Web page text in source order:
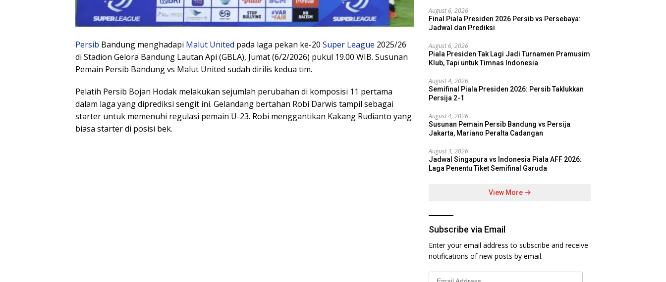
Persib Bandung menghadapi Malut United pada laga pekan ke-20 Super League 2025/26
di Stadion Gelora Bandung Lautan Api (GBLA), Jumat (6/2/2026) pukul 19.00 WIB. Susunan
Pemain Persib Bandung vs Malut United sudah dirilis kedua tim.
Pelatih Persib Bojan Hodak melakukan sejumlah perubahan di komposisi 11 pertama
dalam laga yang diprediksi sengit ini. Gelandang bertahan Robi Darwis tampil sebagai
starter untuk memenuhi regulasi pemain U-23. Robi menggantikan Kakang Rudianto yang
biasa starter di posisi bek.
August 6, 2026
Final Piala Presiden 2026 Persib vs Persebaya:
Jadwal dan Prediksi
August 6, 2026
Piala Presiden Tak Lagi Jadi Turnamen Pramusim
Klub, Tapi untuk Timnas Indonesia
August 4, 2026
Semifinal Piala Presiden 2026: Persib Taklukkan
Persija 2-1
August 4, 2026
Susunan Pemain Persib Bandung vs Persija
Jakarta, Mariano Peralta Cadangan
August 3, 2026
Jadwal Singapura vs Indonesia Piala AFF 2026:
Laga Penentu Tiket Semifinal Garuda
View More
Subscribe via Email
Enter your email address to subscribe and receive
notifications of new posts by email.
Email